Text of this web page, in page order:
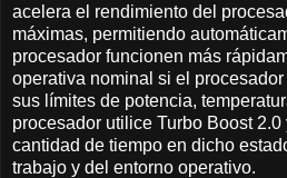
acelera el rendimiento del
máximas, permitiendo
procesador funcionen más
operativa nominal si el
sus límites de potencia,
procesador utilice Turbo Boost 2.0
cantidad de tiempo en dicho
trabajo y del entorno operativo.